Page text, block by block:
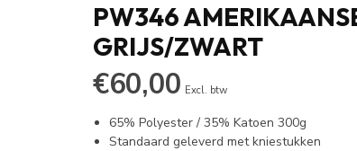
PW346
GRIJS/ZWART
€60,00 Excl. btw
65% Polyester / 35% Katoen 300g
Standaard geleverd met kniestukken